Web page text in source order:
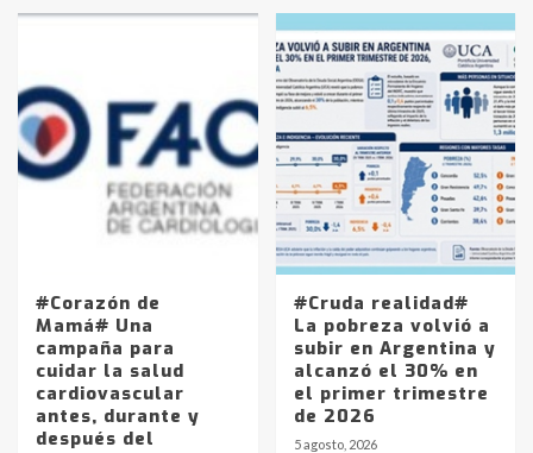
#Corazón de
Mamá# Una
campaña para
cuidar la salud
cardiovascular
antes, durante y
después del
#Cruda realidad#
La pobreza volvió a
subir en Argentina y
alcanzó el 30% en
el primer trimestre
de 2026
5 agosto, 2026